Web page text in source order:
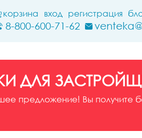
корзина вход регистрация
8-800-600-71-62
ДЛЯ
предложение! Вы получите